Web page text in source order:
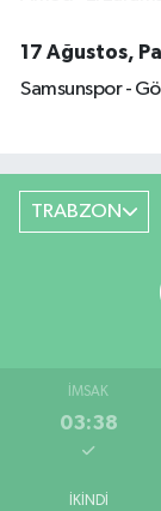
17 Ağustos,
Samsunspor -
TRABZON
İMSAK
03:38
İKINDI